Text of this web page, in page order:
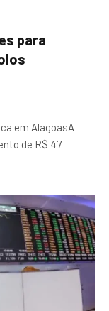
para
em AlagoasA
de R$ 47